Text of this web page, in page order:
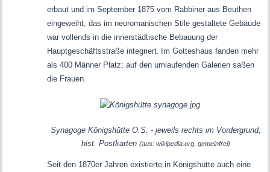
erbaut und im September 1875 vom Rabbiner aus Beuthen
eingeweiht; das im neoromanischen Stile gestaltete Gebäude
war vollends in die innerstädtische Bebauung der
Hauptgeschäftsstraße integriert.
Im Gotteshaus fanden mehr
als 400 Männer Platz; auf den umlaufenden Galerien saßen
die Frauen.
Synagoge Königshütte O.S. - jeweils rechts im Vordergrund,
hist. Postkarten (aus: wikipedia.org, gemeinfrei)
Seit den 1870er Jahren existierte in Königshütte auch eine